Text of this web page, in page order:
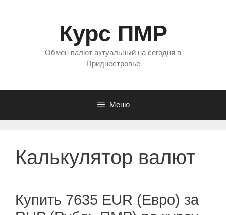
Курс ПМР
Обмен валют актуальный на сегодня в
Приднестровье
Меню
Калькулятор валют
Купить 7635 EUR (Евро) за